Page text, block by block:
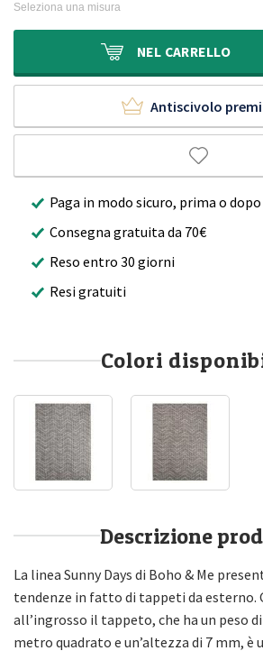
Seleziona una misura
NEL CARRELLO
Antiscivolo
Paga in modo sicuro, prima o
Consegna gratuita da 70€
Reso entro 30 giorni
Resi gratuiti
Colori
Descrizione
La linea Sunny Days di Boho & Me
tendenze in fatto di tappeti da esterno.
all’ingrosso il tappeto, che ha un peso
metro quadrato e un’altezza di 7 mm, è